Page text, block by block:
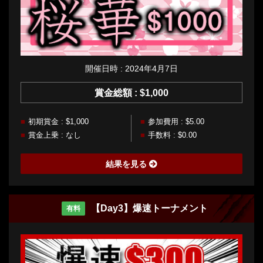
開催日時 : 2024年4月7日
賞金総額 : $1,000
初期賞金 : $1,000
参加費用 : $5.00
賞金上乗 : なし
手数料 : $0.00
結果を見る
有料 【Day3】爆速トーナメント